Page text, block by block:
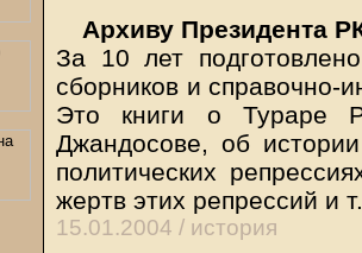
Архиву Президента
За 10 лет
сборников и
Это книги о Тураре
Джандосове, об
политических
жертв этих репрессий и
15.01.2004 / история